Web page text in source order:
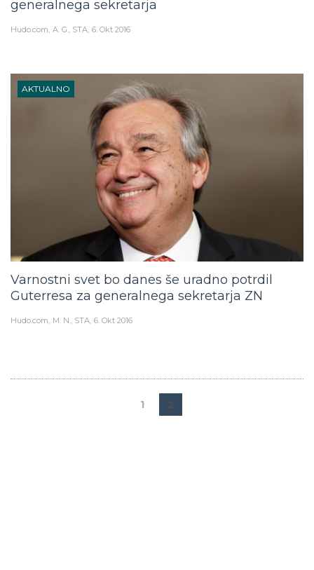
generalnega sekretarja
Hudo.com A. G., STA 6. Okt 2016
AKTUALNO
Varnostni svet bo danes še uradno potrdil
Guterresa za generalnega sekretarja ZN
Hudo.com M. N., STA 6. Okt 2016
1 2